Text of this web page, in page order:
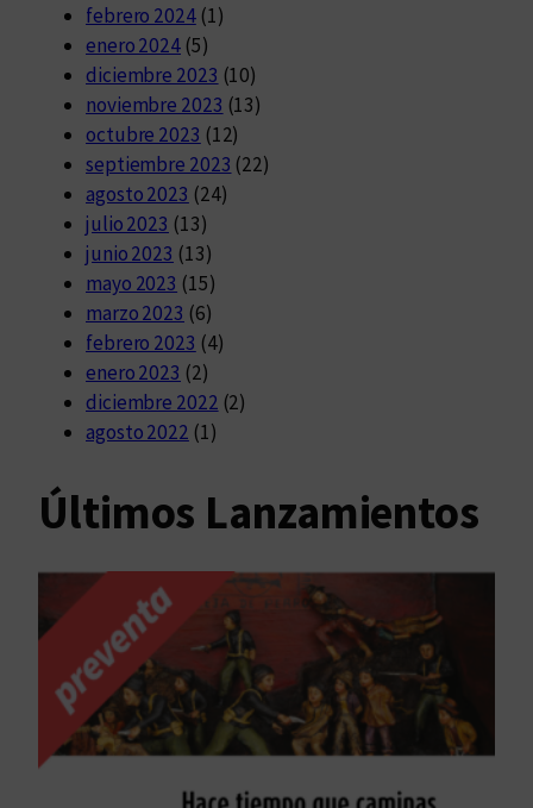
febrero 2024(1)
enero 2024 (5)
diciembre 2023 (10)
noviembre 2023 (13)
octubre 2023 (12)
septiembre 2023 (22)
agosto 2023 (24)
julio 2023 (13)
junio 2023 (13)
mayo 2023 (15)
marzo 2023 (6)
febrero 2023 (4)
enero 2023 (2)
diciembre 2022 (2)
agosto 2022 (1)
Últimos Lanzamientos